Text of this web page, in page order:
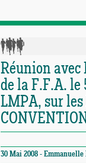
Réunion
de la F.F.A. le
LMPA, sur les
30 Mai 2008 -